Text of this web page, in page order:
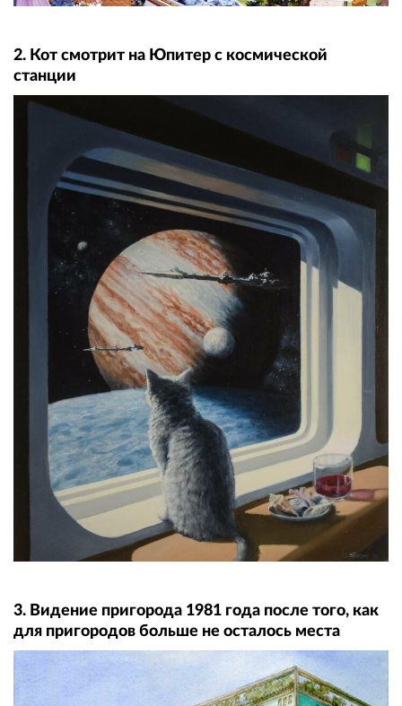
2. Кот смотрит на Юпитер с космической
станции
3. Видение пригорода 1981 года после того, как
для пригородов больше не осталось места